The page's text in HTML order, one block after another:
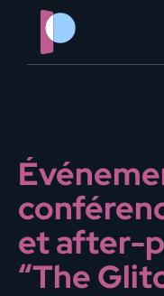
?> ?> ?> ?> ?> ?>
ORGANISER MON
et after-
“The